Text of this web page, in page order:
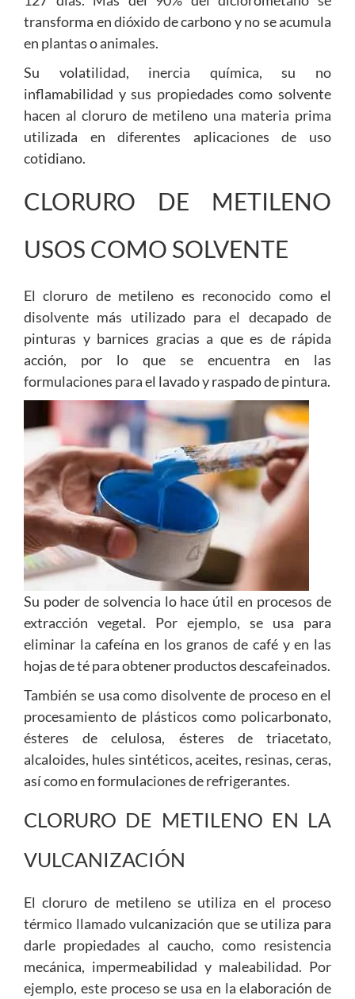
transforma en dióxido de carbono y no se acumula
en plantas o animales.
Su volatilidad, inercia química, su no
inflamabilidad y sus propiedades como solvente
hacen al cloruro de metileno una materia prima
utilizada en diferentes aplicaciones de uso
cotidiano.
CLORURO DE METILENO
USOS COMO SOLVENTE
El cloruro de metileno es reconocido como el
disolvente más utilizado para el decapado de
pinturas y barnices gracias a que es de rápida
acción, por lo que se encuentra en las
formulaciones para el lavado y raspado de pintura.
Su poder de solvencia lo hace útil en procesos de
extracción vegetal. Por ejemplo, se usa para
eliminar la cafeína en los granos de café y en las
hojas de té para obtener productos descafeinados.
También se usa como disolvente de proceso en el
procesamiento de plásticos como policarbonato,
ésteres de celulosa, ésteres de triacetato,
alcaloides, hules sintéticos, aceites, resinas, ceras,
así como en formulaciones de refrigerantes.
CLORURO DE METILENO EN LA
VULCANIZACIÓN
El cloruro de metileno se utiliza en el proceso
térmico llamado vulcanización que se utiliza para
darle propiedades al caucho, como resistencia
mecánica, impermeabilidad y maleabilidad. Por
ejemplo, este proceso se usa en la elaboración de